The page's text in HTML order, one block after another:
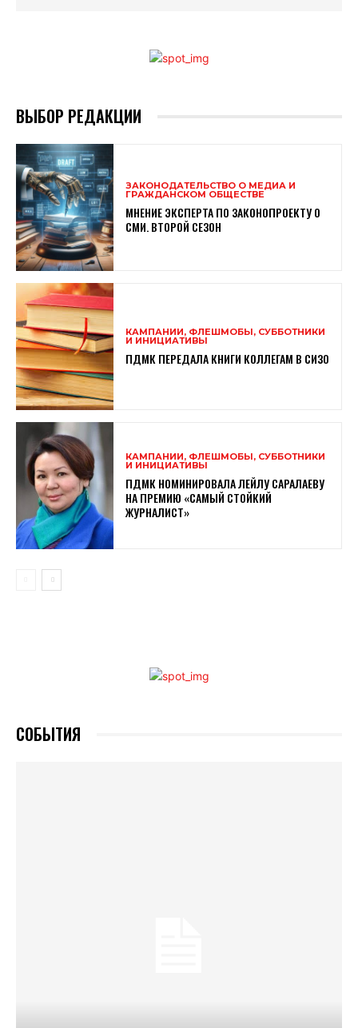
ВЫБОР РЕДАКЦИИ
ЗАКОНОДАТЕЛЬСТВО О МЕДИА И
ГРАЖДАНСКОМ ОБЩЕСТВЕ
МНЕНИЕ ЭКСПЕРТА ПО ЗАКОНОПРОЕКТУ О
СМИ. ВТОРОЙ СЕЗОН
КАМПАНИИ, ФЛЕШМОБЫ, СУББОТНИКИ
И ИНИЦИАТИВЫ
ПДМК ПЕРЕДАЛА КНИГИ КОЛЛЕГАМ В СИЗО
КАМПАНИИ, ФЛЕШМОБЫ, СУББОТНИКИ
И ИНИЦИАТИВЫ
ПДМК НОМИНИРОВАЛА ЛЕЙЛУ САРАЛАЕВУ
НА ПРЕМИЮ «САМЫЙ СТОЙКИЙ
ЖУРНАЛИСТ»
СОБЫТИЯ